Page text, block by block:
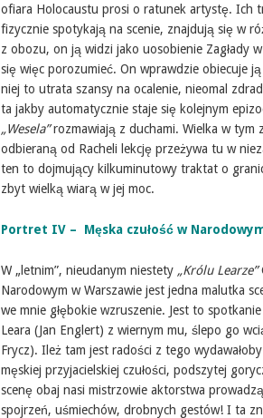
ofiara Holocaustu prosi o ratunek artystę. Ich
fizycznie spotykają na scenie, znajdują się w
z obozu, on ją widzi jako uosobienie Zagłady
się więc porozumieć. On wprawdzie obiecuje
niej to utrata szansy na ocalenie, nieomal
ta jakby automatycznie staje się kolejnym
„Wesela”rozmawiają z duchami. Wielka w tym
odbieraną od Racheli lekcję przeżywa tu w
ten to dojmujący kilkuminutowy traktat o
zbyt wielką wiarą w jej moc.
Portret IV – Męska czułość w
W „letnim”, nieudanym niestety „Królu Learze”
Narodowym w Warszawie jest jedna malutka
we mnie głębokie wzruszenie. Jest to
Leara (Jan Englert) z wiernym mu, ślepo go
Frycz). Ileż tam jest radości z tego
męskiej przyjacielskiej czułości, podszytej
scenę obaj nasi mistrzowie aktorstwa
spojrzeń, uśmiechów, drobnych gestów! I ta